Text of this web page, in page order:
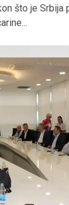
što je Srbija